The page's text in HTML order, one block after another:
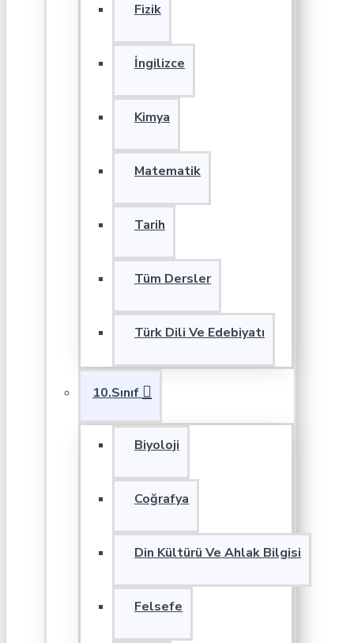
Fizik
İngilizce
Kimya
Matematik
Tarih
Tüm Dersler
Türk Dili Ve Edebiyatı
10.Sınıf
Biyoloji
Coğrafya
Din Kültürü Ve Ahlak Bilgisi
Felsefe